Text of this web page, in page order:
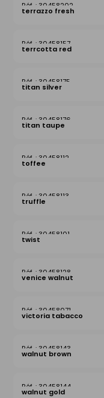
30458202
terrazzo fresh
30458157
terrcotta red
30458175
titan silver
30458176
titan taupe
30458112
toffee
30458113
truffle
30458101
twist
30458128
venice walnut
30458071
victoria tabacco
30458143
walnut brown
30458144
walnut gold